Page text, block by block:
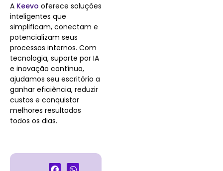
A Keevo oferece soluções
inteligentes que
simplificam, conectam e
potencializam seus
processos internos. Com
tecnologia, suporte por IA
e inovação contínua,
ajudamos seu escritório a
ganhar eficiência, reduzir
custos e conquistar
melhores resultados
todos os dias.